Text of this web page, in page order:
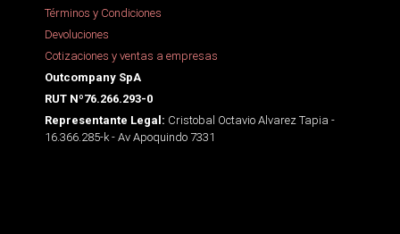
Términos y Condiciones
Devoluciones
Cotizaciones y ventas a empresas
Outcompany SpA
RUT Nº76.266.293-0
Representante Legal: Cristobal Octavio Alvarez Tapia -
16.366.285-k - Av Apoquindo 7331